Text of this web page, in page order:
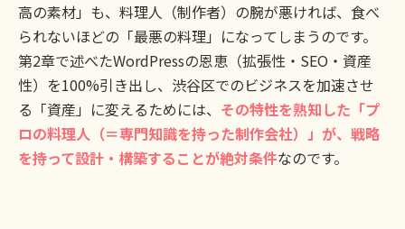
高の素材」も、料理人（制作者）の腕が悪ければ、食べ
られないほどの「最悪の料理」になってしまうのです。
第2章で述べたWordPressの恩恵（拡張性・SEO・資産
性）を100%引き出し、渋谷区でのビジネスを加速させ
る「資産」に変えるためには、 その特性を熟知した「プ
ロの料理人（＝専門知識を持った制作会社）」が、戦略
を持って設計・構築することが絶対条件なのです。